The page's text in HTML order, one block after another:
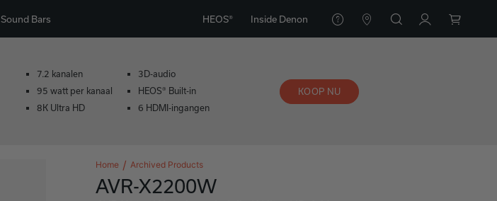
Sound Bars HEOS® Inside Denon
7.2 kanalen
95 watt per kanaal
8K Ultra HD
3D-audio
HEOS® Built-in
6 HDMI-ingangen
KOOP NU
Home Archived Products
AVR-X2200W